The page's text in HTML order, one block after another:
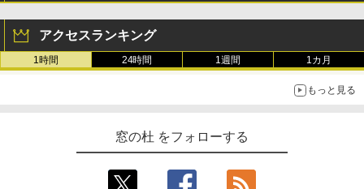
アクセスランキング
1時間 24時間 1週間 1カ月
もっと見る
窓の杜 をフォローする